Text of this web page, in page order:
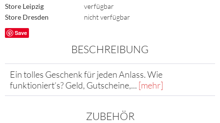
Store Leipzig
verfügbar
Store Dresden
nicht verfügbar
Save
BESCHREIBUNG
Ein tolles Geschenk für jeden Anlass. Wie
funktioniert’s? Geld, Gutscheine,... [mehr]
ZUBEHÖR